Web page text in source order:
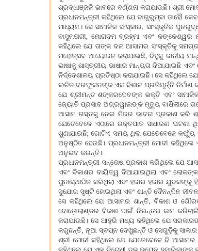
ଶ୍ରଦ୍ଧାଞ୍ଜଳି ଭାବରେ ବର୍ଣ୍ଣନା କରାଯାଉଛି। ଶ୍ରୀ
ପ୍ରଧାନମନ୍ତ୍ରୀ କହିଥିଲେ ଯେ ବାଗୁରୁମ୍ବା ଡାହୌ
ମାଧ୍ୟମ। ସେ ସାମାଜିକ ସଂସ୍କାର, ସାଂସ୍କୃତିକ
ବାସୁମତାରୀ, ମୋରାଦମ ବ୍ରହ୍ମା ଏବଂ
କହିଥିଲେ ଯେ ତାଙ୍କ ଦଳ ଆସାମର ସଂସ୍କୃତିକୁ ସମଗ୍ର
ମହୋତ୍ସବ ଆୟୋଜନ କରାଯାଇଛି, ବିହୁକୁ ଜାତୀୟ
ଭାଷାକୁ ଶାସ୍ତ୍ରୀୟ ଭାଷାର ମାନ୍ୟତା ଦିଆଯାଇଛି
ନିର୍ଦ୍ଦେଶାଳୟ ପ୍ରତିଷ୍ଠା କରାଯାଇଛି। ସେ କହିଥିଲେ
ଲଚିତ ବରଫୁକନଙ୍କ ଏକ ବିଶାଳ ପ୍ରତିମୂର୍ତ୍ତି ନିର୍ମାଣ
ଯେ ଶ୍ରୀମନ୍ତ ଶଙ୍କରଦେବଙ୍କ ଭକ୍ତି ଏବଂ
ଜ୍ୟୋତି ପ୍ରସାଦ ଅଗ୍ରୱାଲଙ୍କ ମୃତ୍ୟୁ ବାର୍ଷିକୀରେ
ଆସାମ ଗସ୍ତକୁ ନେଇ ନିଜର ଭାବନା ପ୍ରକାଶ କରି
ଯେତେବେଳେ ଏଠାରେ ରକ୍ତପାତ ସାଧାରଣ
ଶୁଣାଯାଉଛି; ଗୋଟିଏ ସମୟ ଥିଲା ଯେତେବେଳେ
ଅନୁଷ୍ଠିତ ହେଉଛି। ପ୍ରଧାନମନ୍ତ୍ରୀ ମୋଦୀ
ଅନୁଭବ କରନ୍ତି।
ପ୍ରଧାନମନ୍ତ୍ରୀ ସନ୍ତୋଷ ପ୍ରକାଶ କରିଥିଲେ ଯେ
ଏବଂ ବିକାଶର ଦାୟିତ୍ୱ ଦିଆଯାଇଥିଲା ଏବଂ
ପୁନଃସ୍ଥାପିତ କରିଥିଲା ଏବଂ ହଜାର ହଜାର
ସୁଯୋଗ ସୃଷ୍ଟି ହୋଇଥିଲା ଏବଂ ଶାନ୍ତି ଦୈନନ୍ଦିନ
ସେ କହିଥିଲେ ଯେ ଆସାମର ଶାନ୍ତି, ବିକାଶ ଓ
ବୋଡ଼ୋଲାଣ୍ଡର ବିକାଶ ପାଇଁ ନିରନ୍ତର କାମ
କରାଯାଉଛି। ସେ ଆହୁରି ମଧ୍ୟ କହିଥିଲେ ଯେ
କରୁଛନ୍ତି, ନୂଆ ସ୍ବପ୍ନ ଦେଖୁଛନ୍ତି ଓ ସେଗୁଡ଼ିକୁ
ଶ୍ରୀ ମୋଦୀ କହିଥିଲେ ଯେ ଯେତେବେଳେ ବି